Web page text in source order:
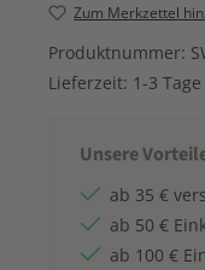
Zum Merkzettel
Produktnummer:
Lieferzeit: 1-3 Tage
Unsere
ab 35 €
ab 50 €
ab 100 €